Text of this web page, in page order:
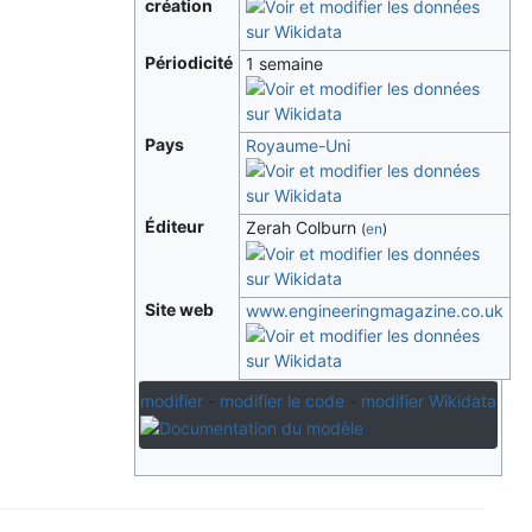
création
Périodicité 1 semaine
Pays Royaume-Uni
Éditeur Zerah Colburn (en)
Site web www.engineeringmagazine.co.uk
modifier modifier le code modifier Wikidata